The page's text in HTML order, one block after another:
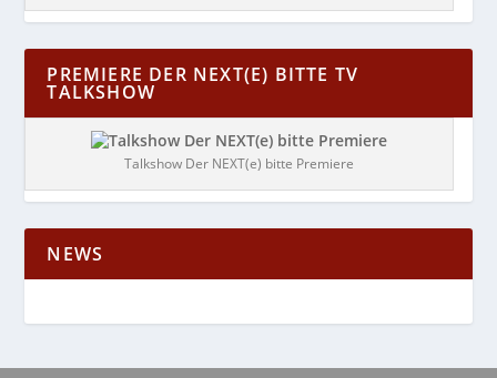
PREMIERE DER NEXT(E) BITTE TV
TALKSHOW
Talkshow Der NEXT(e) bitte Premiere
NEWS